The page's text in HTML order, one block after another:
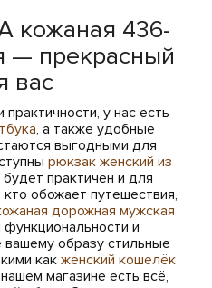
кожаная 436-
— прекрасный
вас
у нас есть
, а также удобные
выгодными для
рюкзак женский из
практичен и для
обожает путешествия,
дорожная мужская
и
образу стильные
как женский кошелёк
магазине есть всё,